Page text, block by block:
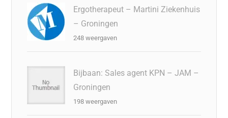
Ergotherapeut – Martini Ziekenhuis
– Groningen
248 weergaven
Bijbaan: Sales agent KPN – JAM –
Groningen
198 weergaven